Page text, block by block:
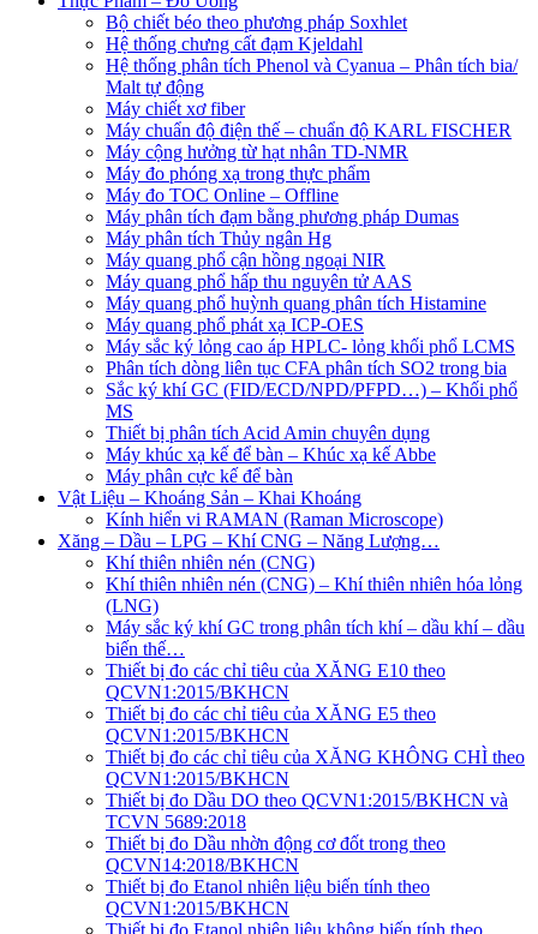
Bộ chiết béo theo phương pháp Soxhlet
Hệ thống chưng cất đạm Kjeldahl
Hệ thống phân tích Phenol và Cyanua – Phân tích bia/
Malt tự động
Máy chiết xơ fiber
Máy chuẩn độ điện thế – chuẩn độ KARL FISCHER
Máy cộng hưởng từ hạt nhân TD-NMR
Máy đo phóng xạ trong thực phẩm
Máy đo TOC Online – Offline
Máy phân tích đạm bằng phương pháp Dumas
Máy phân tích Thủy ngân Hg
Máy quang phổ cận hồng ngoại NIR
Máy quang phổ hấp thu nguyên tử AAS
Máy quang phổ huỳnh quang phân tích Histamine
Máy quang phổ phát xạ ICP-OES
Máy sắc ký lỏng cao áp HPLC- lỏng khối phổ LCMS
Phân tích dòng liên tục CFA phân tích SO2 trong bia
Sắc ký khí GC (FID/ECD/NPD/PFPD…) – Khối phổ
MS
Thiết bị phân tích Acid Amin chuyên dụng
Máy khúc xạ kế để bàn – Khúc xạ kế Abbe
Máy phân cực kế để bàn
Vật Liệu – Khoáng Sản – Khai Khoáng
Kính hiển vi RAMAN (Raman Microscope)
Xăng – Dầu – LPG – Khí CNG – Năng Lượng…
Khí thiên nhiên nén (CNG)
Khí thiên nhiên nén (CNG) – Khí thiên nhiên hóa lỏng
(LNG)
Máy sắc ký khí GC trong phân tích khí – dầu khí – dầu
biến thế…
Thiết bị đo các chỉ tiêu của XĂNG E10 theo
QCVN1:2015/BKHCN
Thiết bị đo các chỉ tiêu của XĂNG E5 theo
QCVN1:2015/BKHCN
Thiết bị đo các chỉ tiêu của XĂNG KHÔNG CHÌ theo
QCVN1:2015/BKHCN
Thiết bị đo Dầu DO theo QCVN1:2015/BKHCN và
TCVN 5689:2018
Thiết bị đo Dầu nhờn động cơ đốt trong theo
QCVN14:2018/BKHCN
Thiết bị đo Etanol nhiên liệu biến tính theo
QCVN1:2015/BKHCN
Thiết bị đo Etanol nhiên liệu không biến tính theo